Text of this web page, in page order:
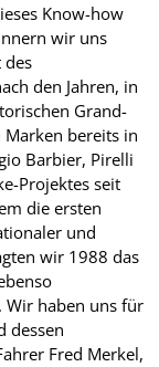
Know-how
wir uns
des
den Jahren, in
Grand-
Marken bereits in
Barbier, Pirelli
Projektes seit
die ersten
und
wir 1988 das
Wir haben uns für
dessen
Fred Merkel,